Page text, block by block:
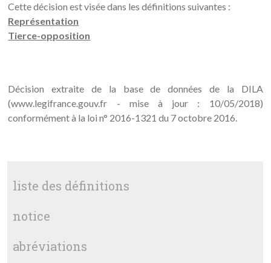
Cette décision est visée dans les définitions suivantes :
Représentation
Tierce-opposition
Décision extraite de la base de données de la DILA
(www.legifrance.gouv.fr - mise à jour : 10/05/2018)
conformément à la loi n° 2016-1321 du 7 octobre 2016.
liste des définitions
notice
abréviations